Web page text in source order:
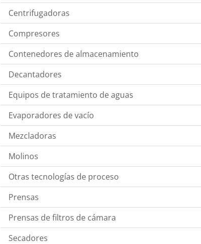
Centrifugadoras
Compresores
Contenedores de almacenamiento
Decantadores
Equipos de tratamiento de aguas
Evaporadores de vacío
Mezcladoras
Molinos
Otras tecnologías de proceso
Prensas
Prensas de filtros de cámara
Secadores